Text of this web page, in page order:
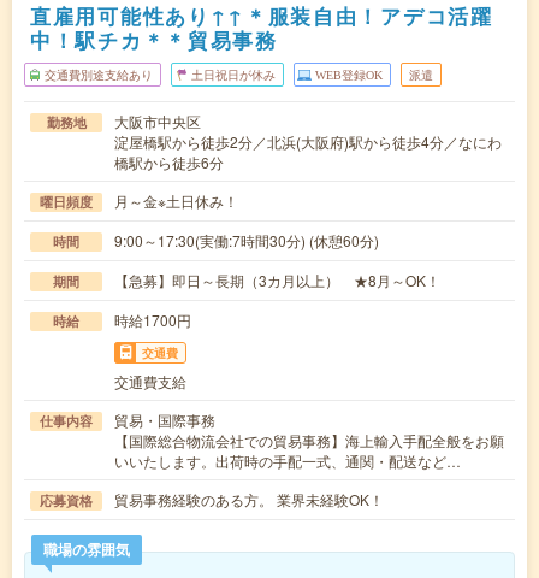
直雇用可能性あり↑↑＊服装自由！アデコ活躍
中！駅チカ＊＊貿易事務
交通費別途支給あり 土日祝日が休み WEB登録OK 派遣
勤務地
大阪市中央区
淀屋橋駅から徒歩2分／北浜(大阪府)駅から徒歩4分／なにわ
橋駅から徒歩6分
曜日頻度 月～金※土日休み！
時間 9:00～17:30(実働:7時間30分) (休憩60分)
期間 【急募】即日～長期（3カ月以上） ★8月～OK！
時給 時給1700円
交通費
交通費支給
仕事内容
貿易・国際事務
【国際総合物流会社での貿易事務】海上輸入手配全般をお願
いいたします。出荷時の手配一式、通関・配送など…
応募資格 貿易事務経験のある方。 業界未経験OK！
職場の雰囲気